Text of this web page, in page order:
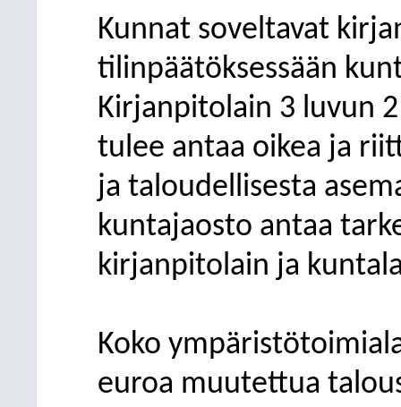
Kunnat soveltavat
tilinpäätöksessään
Kirjanpitolain 3 luvun
tulee antaa oikea ja
ja taloudellisesta
kuntajaosto antaa
kirjanpitolain ja
Koko
euroa muutettua